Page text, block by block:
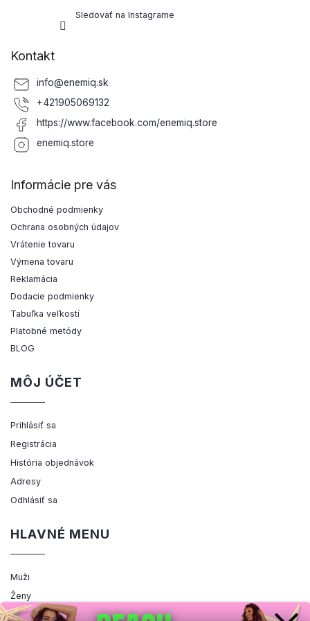
Sledovať na Instagrame
Kontakt
info@enemiq.sk
+421905069132
https://www.facebook.com/enemiq.store
enemiq.store
Informácie pre vás
Obchodné podmienky
Ochrana osobných údajov
Vrátenie tovaru
Výmena tovaru
Reklamácia
Dodacie podmienky
Tabuľka veľkostí
Platobné metódy
BLOG
MÔJ ÚČET
Prihlásiť sa
Registrácia
História objednávok
Adresy
Odhlásiť sa
HLAVNÉ MENU
Muži
Ženy
Výpredaj